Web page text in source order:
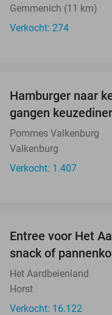
Gemmenich (11 km)
Verkocht: 274
Hamburger naar
gangen
Pommes Valkenburg
Valkenburg
Verkocht: 1.407
Entree voor Het
snack of
Het Aardbeienland
Horst
Verkocht: 16.122